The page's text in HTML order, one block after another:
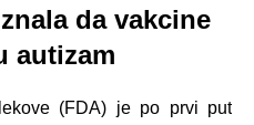
da vakcine
autizam
(FDA) je po prvi put